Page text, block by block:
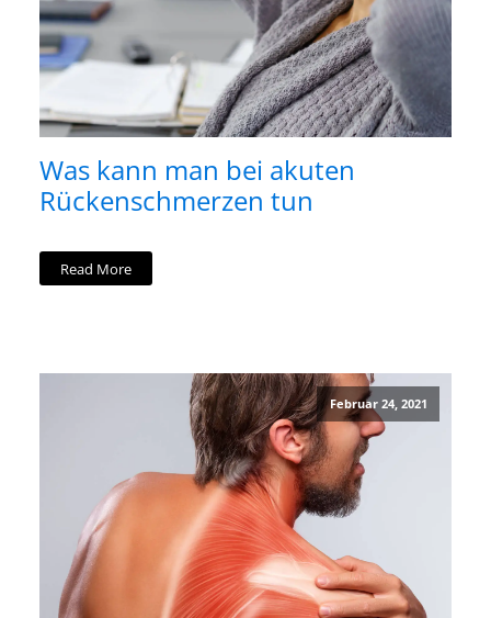
Was kann man bei akuten
Rückenschmerzen tun
Read More
Februar 24, 2021